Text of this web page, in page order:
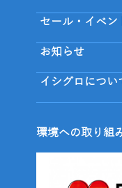
セール・イベン
お知らせ
イシグロについ
環境への取り組